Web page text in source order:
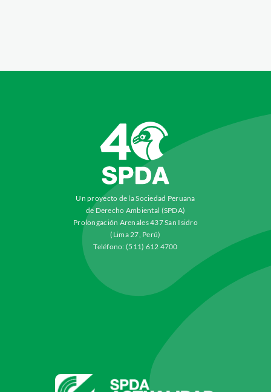
Un proyecto de la Sociedad Peruana
de Derecho Ambiental (SPDA)
Prolongación Arenales 437 San Isidro
(Lima 27, Perú)
Teléfono: (511) 612 4700